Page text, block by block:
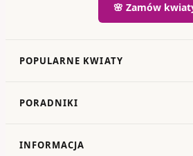
🌸 Zamów
POPULARNE KWIATY
PORADNIKI
INFORMACJA